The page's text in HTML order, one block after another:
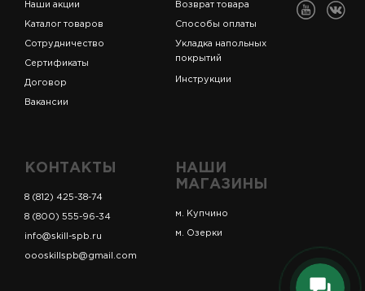
Наши акции
Каталог товаров
Сотрудничество
Сертификаты
Договор
Вакансии
Возврат товара
Способы оплаты
Укладка напольных
покрытий
Инструкции
КОНТАКТЫ
8 (812) 425-38-74
8 (800) 555-96-34
info@skill-spb.ru
oooskillspb@gmail.com
НАШИ
МАГАЗИНЫ
м. Купчино
м. Озерки